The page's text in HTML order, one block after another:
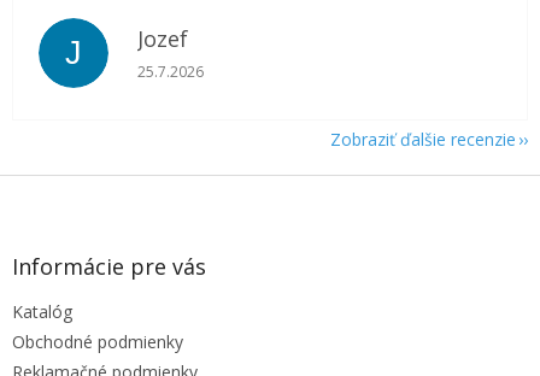
J Jozef
Hodnotenie obchodu je 5 z 5 hviezdičiek.
25.7.2026
Zobraziť ďalšie recenzie
Z
Informácie pre vás
Katalóg
Obchodné podmienky